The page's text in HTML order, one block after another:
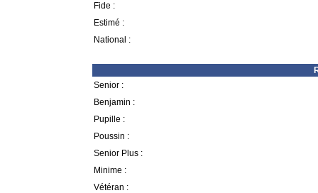
Fide :
Estimé :
National :
Senior :
Benjamin :
Pupille :
Poussin :
Senior Plus :
Minime :
Vétéran :